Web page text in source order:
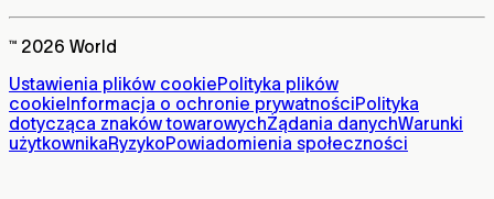
™ 2026 World
Ustawienia plików cookiePolityka plików
cookieInformacja o ochronie prywatnościPolityka
dotycząca znaków towarowychŻądania danychWarunki
użytkownikaRyzykoPowiadomienia społeczności